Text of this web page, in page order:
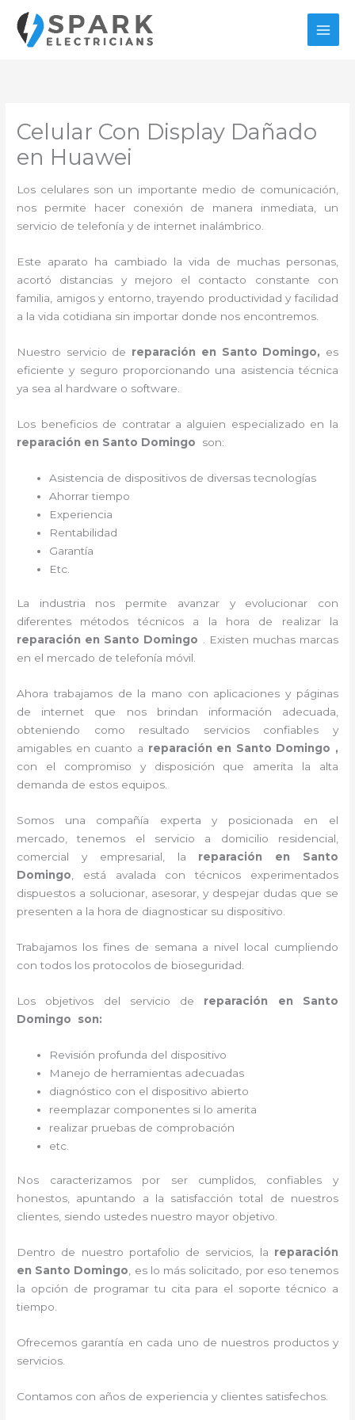
contenido
Celular Con Display Dañado
en Huawei
Los celulares son un importante medio de comunicación,
nos permite hacer conexión de manera inmediata, un
servicio de telefonía y de internet inalámbrico.
Este aparato ha cambiado la vida de muchas personas,
acortó distancias y mejoro el contacto constante con
familia, amigos y entorno, trayendo productividad y facilidad
a la vida cotidiana sin importar donde nos encontremos.
Nuestro servicio de reparación en Santo Domingo, es
eficiente y seguro proporcionando una asistencia técnica
ya sea al hardware o software.
Los beneficios de contratar a alguien especializado en la
reparación en Santo Domingo son:
Asistencia de dispositivos de diversas tecnologías
Ahorrar tiempo
Experiencia
Rentabilidad
Garantía
Etc.
La industria nos permite avanzar y evolucionar con
diferentes métodos técnicos a la hora de realizar la
reparación en Santo Domingo . Existen muchas marcas
en el mercado de telefonía móvil.
Ahora trabajamos de la mano con aplicaciones y páginas
de internet que nos brindan información adecuada,
obteniendo como resultado servicios confiables y
amigables en cuanto a reparación en Santo Domingo ,
con el compromiso y disposición que amerita la alta
demanda de estos equipos.
Somos una compañía experta y posicionada en el
mercado, tenemos el servicio a domicilio residencial,
comercial y empresarial, la reparación en Santo
Domingo , está avalada con técnicos experimentados
dispuestos a solucionar, asesorar, y despejar dudas que se
presenten a la hora de diagnosticar su dispositivo.
Trabajamos los fines de semana a nivel local cumpliendo
con todos los protocolos de bioseguridad.
Los objetivos del servicio de reparación en Santo
Domingo son:
Revisión profunda del dispositivo
Manejo de herramientas adecuadas
diagnóstico con el dispositivo abierto
reemplazar componentes si lo amerita
realizar pruebas de comprobación
etc.
Nos caracterizamos por ser cumplidos, confiables y
honestos, apuntando a la satisfacción total de nuestros
clientes, siendo ustedes nuestro mayor objetivo.
Dentro de nuestro portafolio de servicios, la reparación
en Santo Domingo , es lo más solicitado, por eso tenemos
la opción de programar tu cita para el soporte técnico a
tiempo.
Ofrecemos garantía en cada uno de nuestros productos y
servicios.
Contamos con años de experiencia y clientes satisfechos.